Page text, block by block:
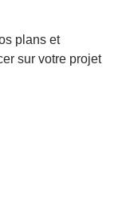
plans et
sur votre projet